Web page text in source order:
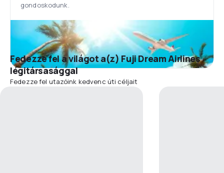
gondoskodunk.
Fedezze fel a világot a(z) Fuji Dream Airlines
légitársasággal
Fedezze fel utazóink kedvenc úti céljait